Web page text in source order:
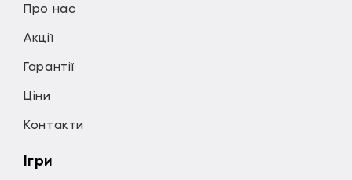
Про нас
Акції
Гарантії
Ціни
Контакти
Ігри